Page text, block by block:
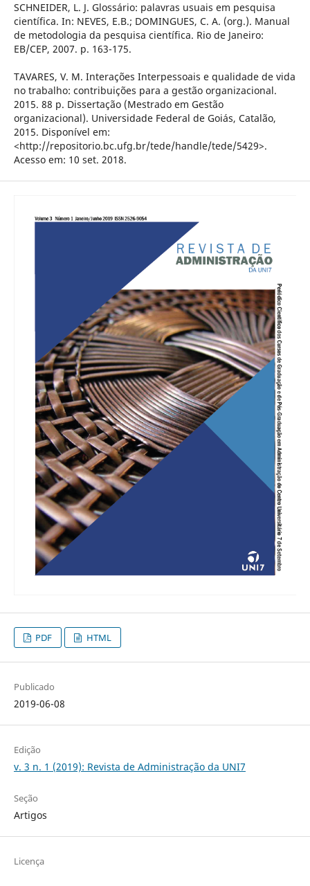
SCHNEIDER, L. J. Glossário: palavras usuais em pesquisa
científica. In: NEVES, E.B.; DOMINGUES, C. A. (org.). Manual
de metodologia da pesquisa científica. Rio de Janeiro:
EB/CEP, 2007. p. 163-175.
TAVARES, V. M. Interações Interpessoais e qualidade de vida
no trabalho: contribuições para a gestão organizacional.
2015. 88 p. Dissertação (Mestrado em Gestão
organizacional). Universidade Federal de Goiás, Catalão,
2015. Disponível em:
<http://repositorio.bc.ufg.br/tede/handle/tede/5429>.
Acesso em: 10 set. 2018.
PDF HTML
Publicado
2019-06-08
Edição
v. 3 n. 1 (2019): Revista de Administração da UNI7
Seção
Artigos
Licença